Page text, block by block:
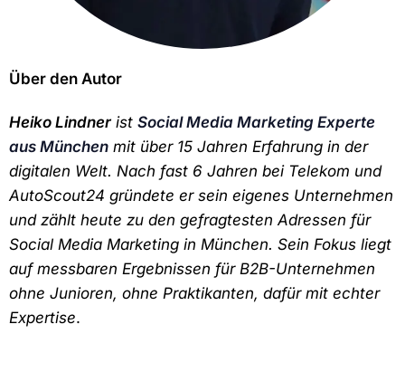
Über den Autor
Heiko Lindner ist Social Media Marketing Experte
aus München mit über 15 Jahren Erfahrung in der
digitalen Welt. Nach fast 6 Jahren bei Telekom und
AutoScout24 gründete er sein eigenes Unternehmen
und zählt heute zu den gefragtesten Adressen für
Social Media Marketing in München. Sein Fokus liegt
auf messbaren Ergebnissen für B2B-Unternehmen
ohne Junioren, ohne Praktikanten, dafür mit echter
Expertise.